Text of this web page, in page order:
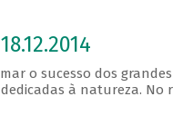
o sucesso dos
à natureza. No